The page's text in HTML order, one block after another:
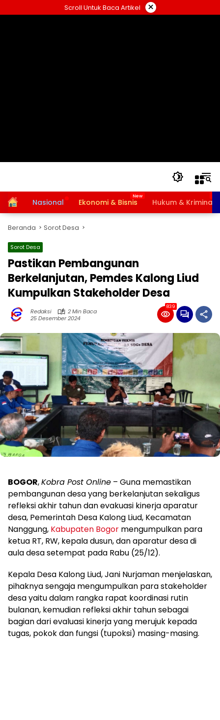
ke
Scroll Untuk Baca Artikel ×
HomeNasional Ekonomi & Bisnis Hukum & Kriminal
Beranda Sorot Desa
Sorot Desa
Pastikan Pembangunan
Berkelanjutan, Pemdes Kalong Liud
Kumpulkan Stakeholder Desa
Redaksi
2 Min Baca
25 Desember 2024
839
BOGOR,Kobra Post Online – Guna memastikan
pembangunan desa yang berkelanjutan sekaligus
refleksi akhir tahun dan evakuasi kinerja aparatur
desa, Pemerintah Desa Kalong Liud, Kecamatan
Nanggung, Kabupaten Bogor mengumpulkan para
ketua RT, RW, kepala dusun, dan aparatur desa di
aula desa setempat pada Rabu (25/12).
Kepala Desa Kalong Liud, Jani Nurjaman menjelaskan,
pihaknya sengaja mengumpulkan para stakeholder
desa yaitu dalam rangka rapat koordinasi rutin
bulanan, kemudian refleksi akhir tahun sebagai
bagian dari evaluasi kinerja yang merujuk kepada
tugas, pokok dan fungsi (tupoksi) masing-masing.